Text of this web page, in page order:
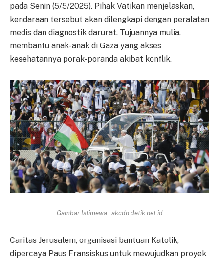
pada Senin (5/5/2025). Pihak Vatikan menjelaskan,
kendaraan tersebut akan dilengkapi dengan peralatan
medis dan diagnostik darurat. Tujuannya mulia,
membantu anak-anak di Gaza yang akses
kesehatannya porak-poranda akibat konflik.
Gambar Istimewa : akcdn.detik.net.id
Caritas Jerusalem, organisasi bantuan Katolik,
dipercaya Paus Fransiskus untuk mewujudkan proyek